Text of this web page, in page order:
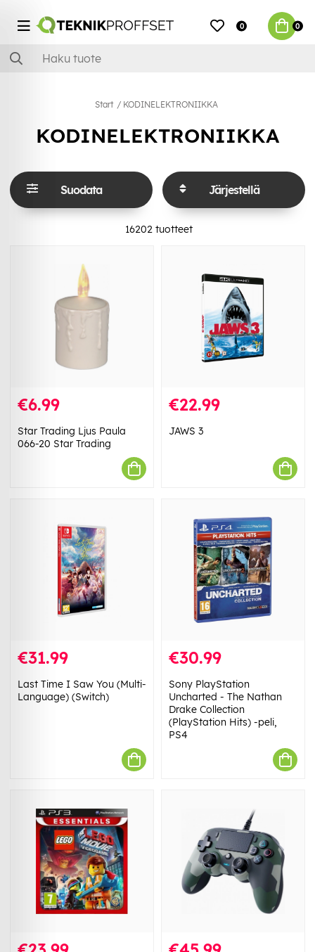
0 0
Start KODINELEKTRONIIKKA
KODINELEKTRONIIKKA
Suodata Järjestellä
16202 tuotteet
€6.99
Star Trading Ljus Paula
066-20 Star Trading
€22.99
JAWS 3
€31.99
Last Time I Saw You (Multi-
Language) (Switch)
€30.99
Sony PlayStation
Uncharted - The Nathan
Drake Collection
(PlayStation Hits) -peli,
PS4